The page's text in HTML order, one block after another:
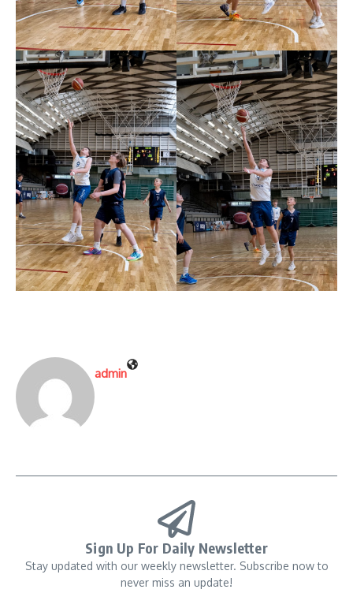
admin
Sign Up For Daily Newsletter
Stay updated with our weekly newsletter. Subscribe now to
never miss an update!